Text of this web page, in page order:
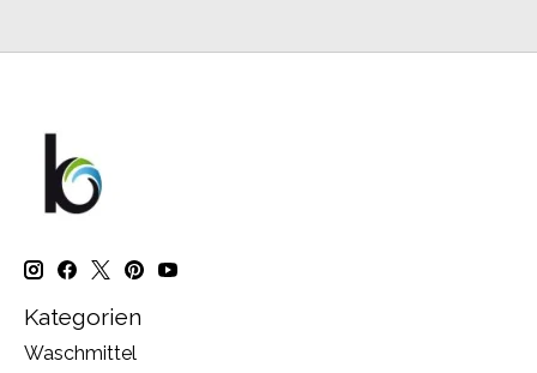
Kategorien
Waschmittel